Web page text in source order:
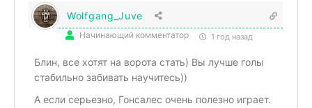
Wolfgang_Juve
Начинающий комментатор 1 год назад
Блин, все хотят на ворота стать) Вы лучше голы
стабильно забивать научитесь))
А если серьезно, Гонсалес очень полезно играет.